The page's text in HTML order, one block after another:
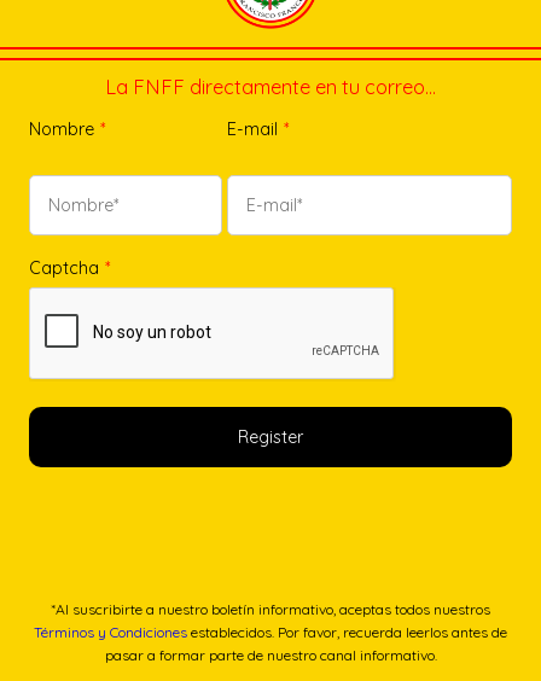
La FNFF directamente en tu correo…
Nombre * E-mail *
Captcha *
*Al suscribirte a nuestro boletín informativo, aceptas todos nuestros
Términos y Condiciones establecidos. Por favor, recuerda leerlos antes de
pasar a formar parte de nuestro canal informativo.